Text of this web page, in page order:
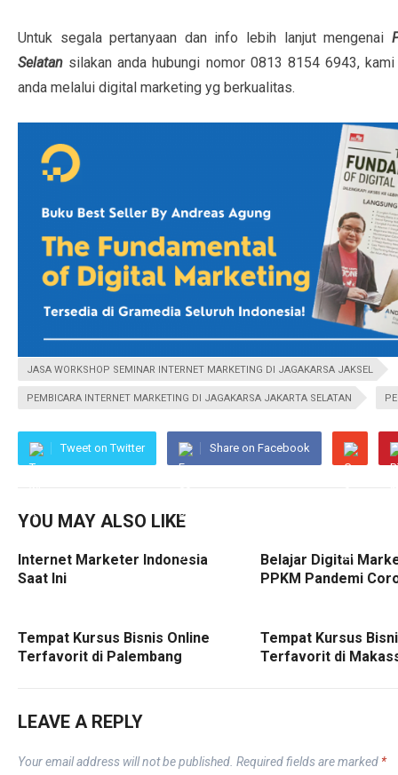
Untuk segala pertanyaan dan info lebih lanjut mengenai
Selatan silakan anda hubungi nomor 0813 8154 6943,
anda melalui digital marketing yg berkualitas.
JASA WORKSHOP SEMINAR INTERNET MARKETING DI JAGAKARSA JAKSEL
PEMBICARA INTERNET MARKETING DI JAGAKARSA JAKARTA SELATAN
Tweet on Twitter Share on Facebook
YOU MAY ALSO LIKE
Internet Marketer Indonesia
Saat Ini
Belajar Digital
PPKM Pandemi
Tempat Kursus Bisnis Online
Terfavorit di Palembang
Tempat Kursus
Terfavorit di
LEAVE A REPLY
Your email address will not be published. Required fields are marked *